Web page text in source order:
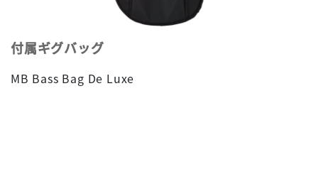
付属ギグバッグ
MB Bass Bag De Luxe